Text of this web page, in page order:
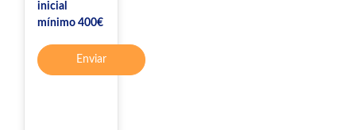
inicial
mínimo 400€
Enviar